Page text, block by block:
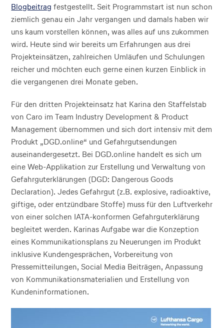
Blogbeitrag festgestellt. Seit Programmstart ist nun schon
ziemlich genau ein Jahr vergangen und damals haben wir
uns kaum vorstellen können, was alles auf uns zukommen
wird. Heute sind wir bereits um Erfahrungen aus drei
Projekteinsätzen, zahlreichen Umläufen und Schulungen
reicher und möchten euch gerne einen kurzen Einblick in
die vergangenen drei Monate geben.
Für den dritten Projekteinsatz hat Karina den Staffelstab
von Caro im Team Industry Development & Product
Management übernommen und sich dort intensiv mit dem
Produkt „DGD.online“ und Gefahrgutsendungen
auseinandergesetzt. Bei DGD.online handelt es sich um
eine Web-Applikation zur Erstellung und Verwaltung von
Gefahrguterklärungen (DGD: Dangerous Goods
Declaration). Jedes Gefahrgut (z.B. explosive, radioaktive,
giftige, oder entzündbare Stoffe) muss für den Luftverkehr
von einer solchen IATA-konformen Gefahrguterklärung
begleitet werden. Karinas Aufgabe war die Konzeption
eines Kommunikationsplans zu Neuerungen im Produkt
inklusive Kundengesprächen, Vorbereitung von
Pressemitteilungen, Social Media Beiträgen, Anpassung
von Kommunikationsmaterialien und Erstellung von
Kundeninformationen.